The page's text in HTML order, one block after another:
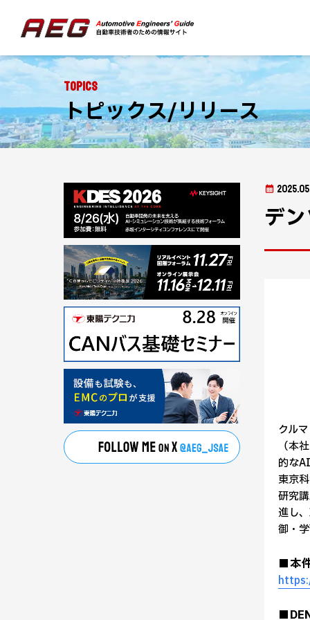
Topics
トピックス/リリース
デ
クル
（本
的な
東京
研究
進し
御・
■本